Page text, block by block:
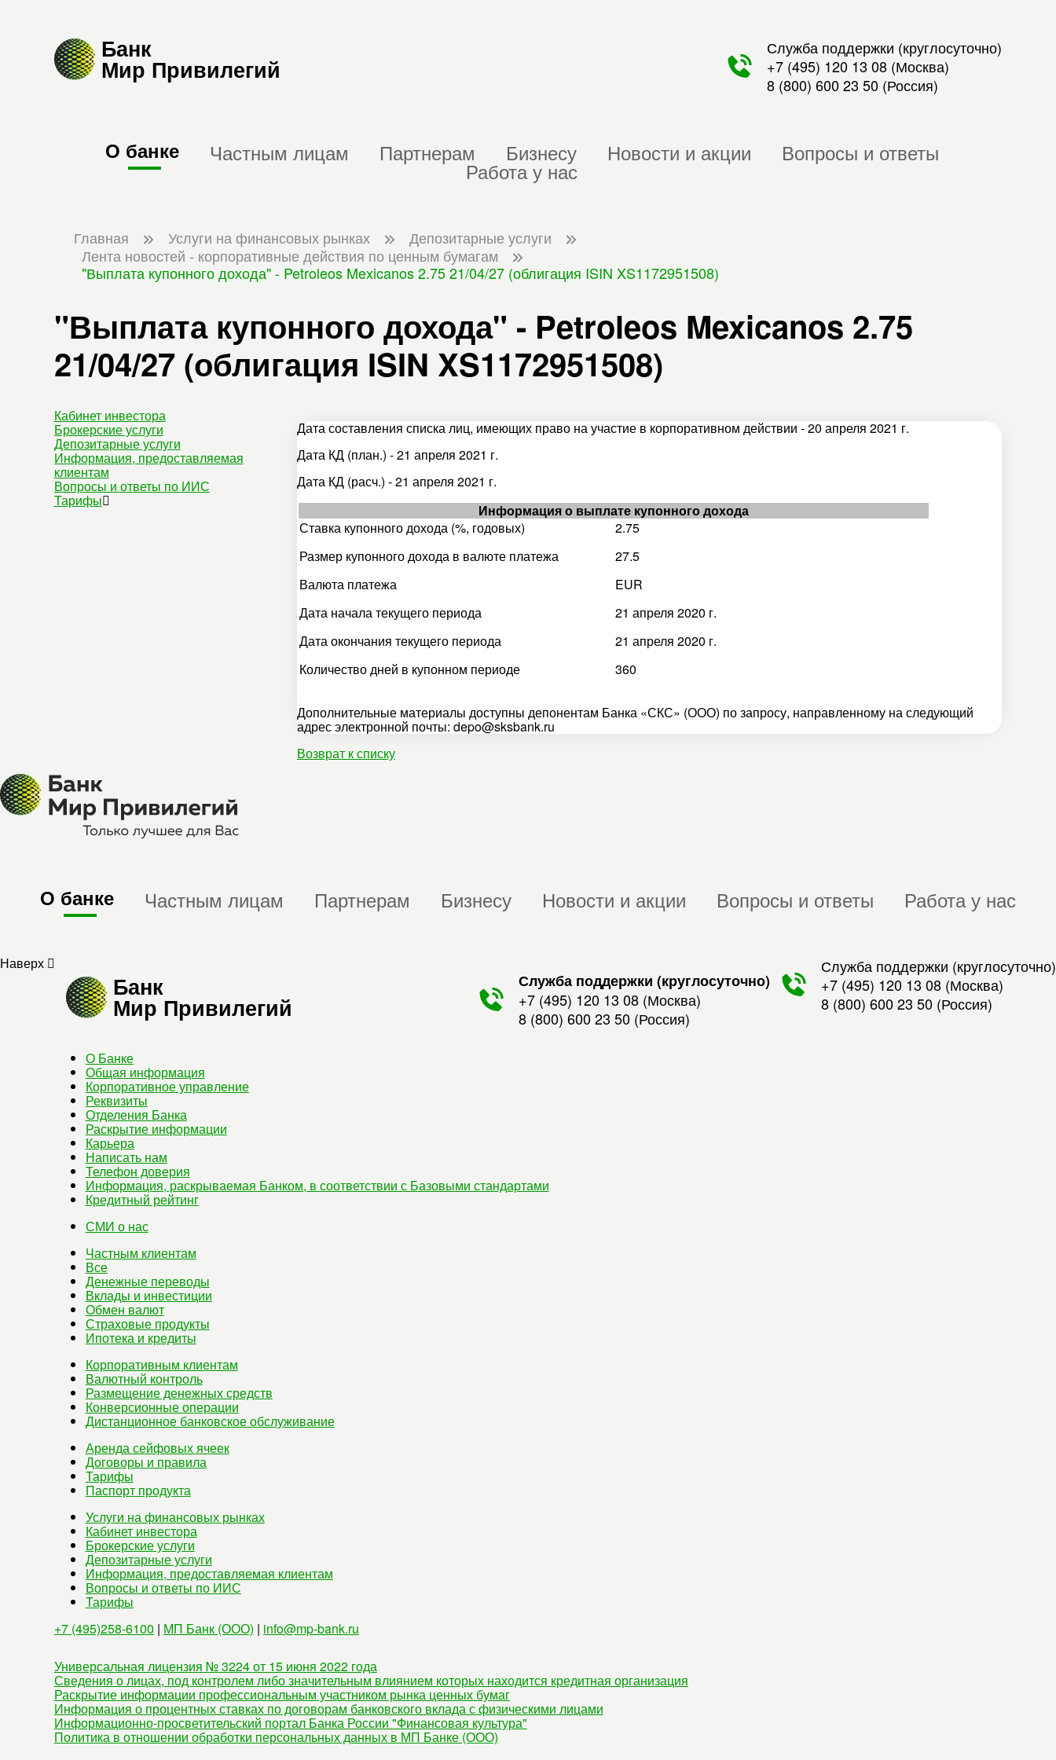
Банк
Мир Привилегий
Служба поддержки (круглосуточно)
+7 (495) 120 13 08 (Москва)
8 (800) 600 23 50 (Россия)
О банке Частным лицам Партнерам Бизнесу Новости и акции Вопросы и ответы
Работа у нас
Главная Услуги на финансовых рынках
Депозитарные услуги
Лента новостей - корпоративные действия по ценным бумагам
"Выплата купонного дохода" - Petroleos Mexicanos 2.75 21/04/27 (облигация ISIN XS1172951508)
"Выплата купонного дохода" - Petroleos Mexicanos 2.75
21/04/27 (облигация ISIN XS1172951508)
Кабинет инвестора
Брокерские услуги
Депозитарные услуги
Информация, предоставляемая
клиентам
Вопросы и ответы по ИИС
Тарифы
Дата составления списка лиц, имеющих право на участие в корпоративном действии - 20 апреля 2021 г.
Дата КД (план.) - 21 апреля 2021 г.
Дата КД (расч.) - 21 апреля 2021 г.
Информация о выплате купонного дохода
Ставка купонного дохода (%, годовых)
Размер купонного дохода в валюте платежа
Валюта платежа
Дата начала текущего периода
Дата окончания текущего периода
Количество дней в купонном периоде
2.75
27.5
EUR
21 апреля 2020 г.
21 апреля 2020 г.
360
Дополнительные материалы доступны депонентам Банка «СКС» (ООО) по запросу, направленному на следующий
адрес электронной почты: depo@sksbank.ru
Возврат к списку
О банке Частным лицам Партнерам Бизнесу Новости и акции Вопросы и ответы Работа у нас
Служба поддержки (круглосуточно)
+7 (495) 120 13 08 (Москва)
8 (800) 600 23 50 (Россия)
Наверх
Банк
Мир Привилегий
Служба поддержки (круглосуточно)
+7 (495) 120 13 08 (Москва)
8 (800) 600 23 50 (Россия)
О Банке
Общая информация
Корпоративное управление
Реквизиты
Отделения Банка
Раскрытие информации
Карьера
Написать нам
Телефон доверия
Информация, раскрываемая Банком, в соответствии с Базовыми стандартами
Кредитный рейтинг
СМИ о нас
Частным клиентам
Все
Денежные переводы
Вклады и инвестиции
Обмен валют
Страховые продукты
Ипотека и кредиты
Корпоративным клиентам
Валютный контроль
Размещение денежных средств
Конверсионные операции
Дистанционное банковское обслуживание
Аренда сейфовых ячеек
Договоры и правила
Тарифы
Паспорт продукта
Услуги на финансовых рынках
Кабинет инвестора
Брокерские услуги
Депозитарные услуги
Информация, предоставляемая клиентам
Вопросы и ответы по ИИС
Тарифы
+7 (495)258-6100 | МП Банк (ООО) | info@mp-bank.ru
Универсальная лицензия № 3224 от 15 июня 2022 года
Сведения о лицах, под контролем либо значительным влиянием которых находится кредитная организация
Раскрытие информации профессиональным участником рынка ценных бумаг
Информация о процентных ставках по договорам банковского вклада с физическими лицами
Информационно-просветительский портал Банка России "Финансовая культура"
Политика в отношении обработки персональных данных в МП Банке (ООО)